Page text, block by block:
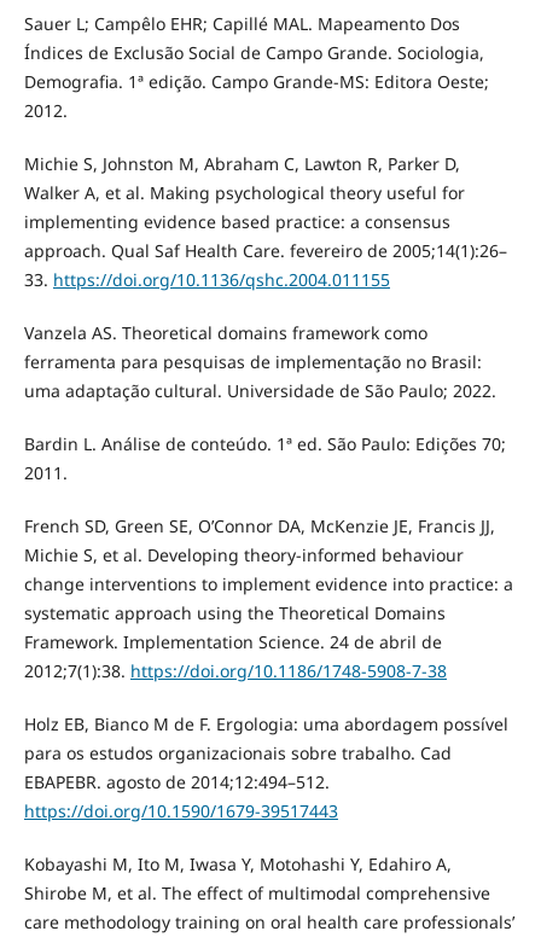
Sauer L; Campêlo EHR; Capillé MAL. Mapeamento Dos
Índices de Exclusão Social de Campo Grande. Sociologia,
Demografia. 1ª edição. Campo Grande-MS: Editora Oeste;
2012.
Michie S, Johnston M, Abraham C, Lawton R, Parker D,
Walker A, et al. Making psychological theory useful for
implementing evidence based practice: a consensus
approach. Qual Saf Health Care. fevereiro de 2005;14(1):26–
33. https://doi.org/10.1136/qshc.2004.011155
Vanzela AS. Theoretical domains framework como
ferramenta para pesquisas de implementação no Brasil:
uma adaptação cultural. Universidade de São Paulo; 2022.
Bardin L. Análise de conteúdo. 1ª ed. São Paulo: Edições 70;
2011.
French SD, Green SE, O’Connor DA, McKenzie JE, Francis JJ,
Michie S, et al. Developing theory-informed behaviour
change interventions to implement evidence into practice: a
systematic approach using the Theoretical Domains
Framework. Implementation Science. 24 de abril de
2012;7(1):38. https://doi.org/10.1186/1748-5908-7-38
Holz EB, Bianco M de F. Ergologia: uma abordagem possível
para os estudos organizacionais sobre trabalho. Cad
EBAPEBR. agosto de 2014;12:494–512.
https://doi.org/10.1590/1679-39517443
Kobayashi M, Ito M, Iwasa Y, Motohashi Y, Edahiro A,
Shirobe M, et al. The effect of multimodal comprehensive
care methodology training on oral health care professionals’